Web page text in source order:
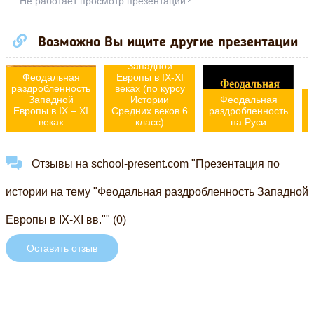
Возможно Вы ищите другие презентации
Феодальная
раздробленность
Западной
Европы в IX – XI
веках
Феодальная
раздробленность
Западной
Европы в IX-XI
веках (по курсу
Истории
Средних веков 6
класс)
Феодальная
раздробленность
на Руси
Отзывы на school-present.com "Презентация по
истории на тему "Феодальная раздробленность Западной
Европы в IX-XI вв."" (0)
Оставить отзыв